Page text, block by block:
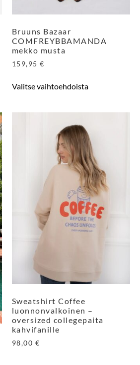
Bruuns Bazaar
COMFREYBBAMANDA
mekko musta
159,95€
Valitse vaihtoehdoista
Sweatshirt Coffee
luonnonvalkoinen –
oversized collegepaita
kahvifanille
98,00 €